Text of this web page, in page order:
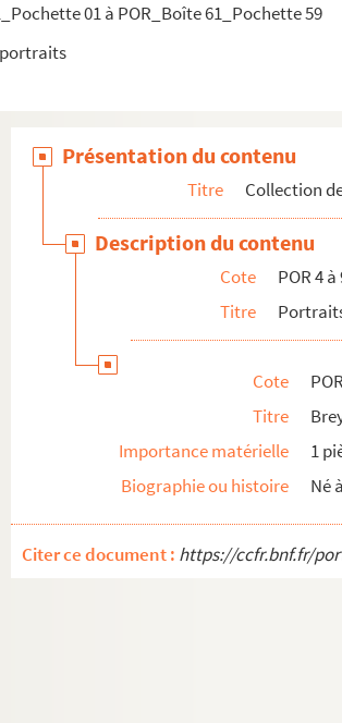
01 à POR_Boîte 61_Pochette 59
Duc de)
Vieux, Pierre
Jean-Joseph
(De)
VI (De)
Marie-Marguerite d'Aubray (Marquise de)
Jean-Pierre
Marie (Duc de)
François (Duc de)
Charles-Léonce-Victor (Duc de)
Présentation du contenu
Titre Collection
Description du contenu
Cote
POR 4 à
Titre
Cote
Titre
Importance matérielle
1
Biographie ou histoire
Né
Citer ce document : https://ccfr.bnf.fr/